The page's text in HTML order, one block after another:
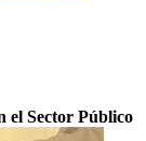
el Sector Público